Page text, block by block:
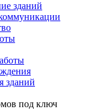
зданий
зданий